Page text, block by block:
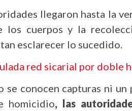
llegaron hasta la
los cuerpos y la
esclarecer lo sucedido.
red sicarial por doble
se conocen capturas ni
homicidio, las